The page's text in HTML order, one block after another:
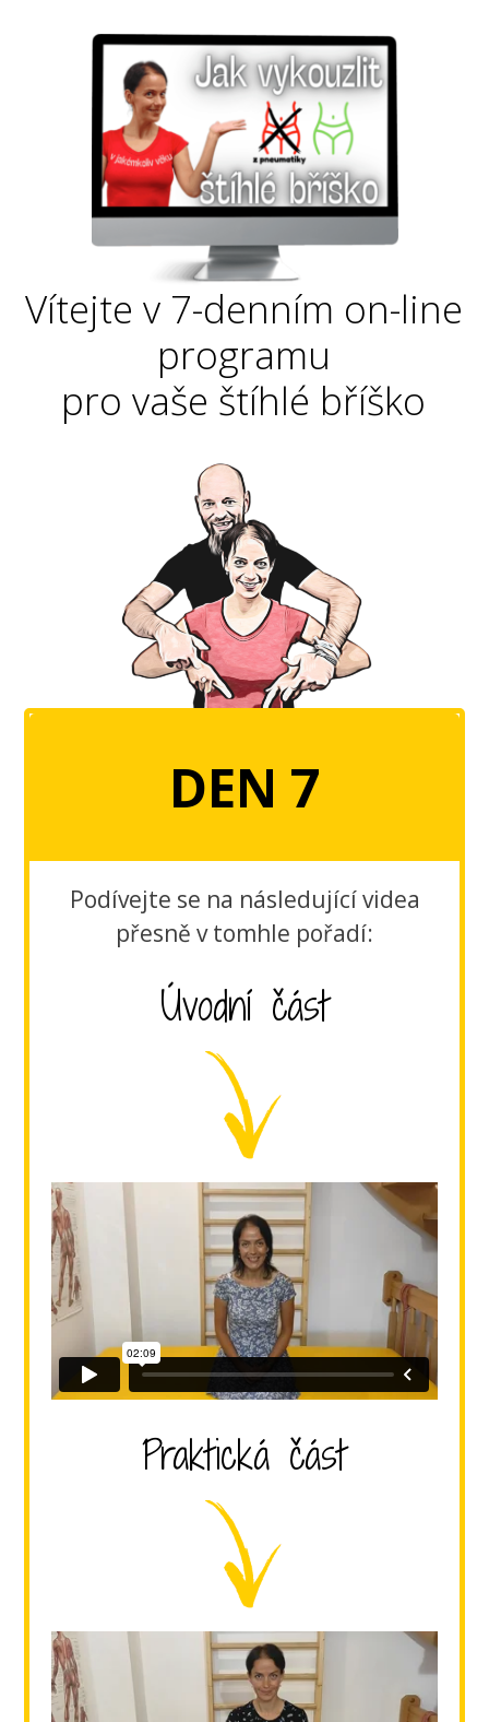
Vítejte v 7-denním on-line
programu
pro vaše štíhlé bříško
DEN 7
Podívejte se na následující videa
přesně v tomhle pořadí:
Úvodní část
Praktická část